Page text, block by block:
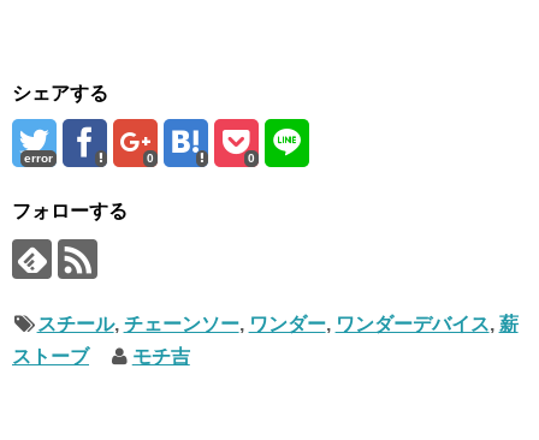
シェアする
error 0 0
フォローする
スチール, チェーンソー, ワンダー, ワンダーデバイス, 薪
ストーブ
モチ吉